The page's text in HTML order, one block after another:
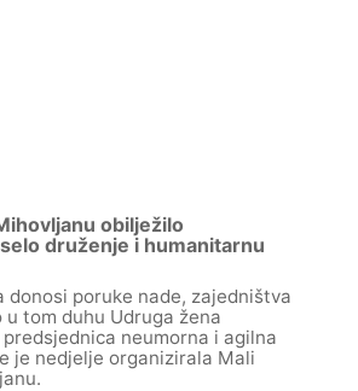
obilježilo
druženje i humanitarnu
donosi poruke nade, zajedništva
tom duhu Udruga žena
neumorna i agilna
je nedjelje organizirala Mali